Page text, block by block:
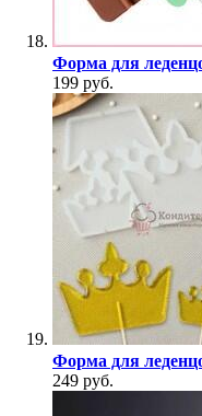
Форма для
199 руб.
Форма для
249 руб.